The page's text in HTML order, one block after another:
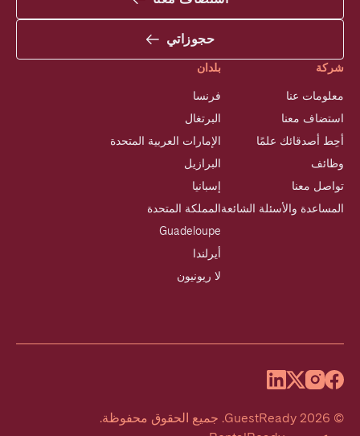
حجوزاتي
شركة
معلومات عنا
استضاف معنا
أحِط أصدقائك علمًا
وظائف
تواصل معنا
المساعدة والأسئلة الشائعة
بلدان
فرنسا
البرتغال
الإمارات العربية المتحدة
البرازيل
إسبانيا
المملكة المتحدة
Guadeloupe
أيرلندا
لا ريونيون
©
2026
GuestReady
. جميع الحقوق محفوظة.